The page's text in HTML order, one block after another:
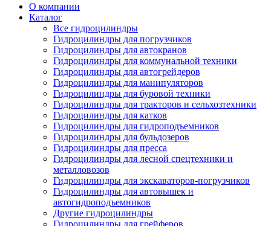
О компании
Каталог
Все гидроцилиндры
Гидроцилиндры для погрузчиков
Гидроцилиндры для автокранов
Гидроцилиндры для коммунальной техники
Гидроцилиндры для автогрейдеров
Гидроцилиндры для манипуляторов
Гидроцилиндры для буровой техники
Гидроцилиндры для тракторов и сельхозтехники
Гидроцилиндры для катков
Гидроцилиндры для гидроподъемников
Гидроцилиндры для бульдозеров
Гидроцилиндры для пресса
Гидроцилиндры для лесной спецтехники и
металловозов
Гидроцилиндры для экскаваторов-погрузчиков
Гидроцилиндры для автовышек и
автогидроподъемников
Другие гидроцилиндры
Гидроцилиндры для грейферов